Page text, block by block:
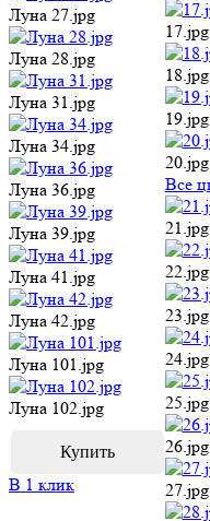
Луна 27.jpg
Луна 28.jpg
Луна 31.jpg
Луна 34.jpg
Луна 36.jpg
Луна 39.jpg
Луна 41.jpg
Луна 42.jpg
Луна 101.jpg
Луна 102.jpg
В 1 клик
17.jpg
18.jpg
19.jpg
20.jpg
Все
21.jpg
22.jpg
23.jpg
24.jpg
25.jpg
26.jpg
27.jpg